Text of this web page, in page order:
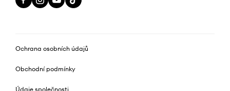
Ochrana osobních údajů
Obchodní podmínky
Údaje společnosti